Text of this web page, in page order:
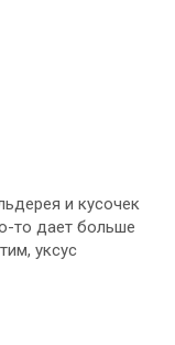
и кусочек
то дает больше
уксус